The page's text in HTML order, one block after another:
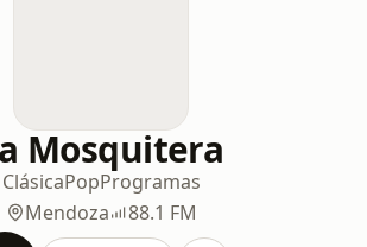
Mosquitera
ClásicaPopProgramas
Mendoza
88.1 FM